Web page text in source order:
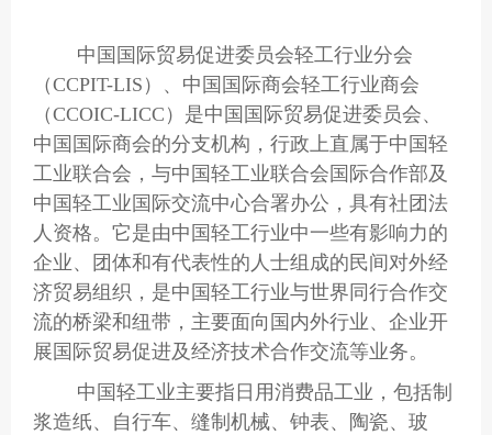
中国国际贸易促进委员会轻工行业分会
（CCPIT-LIS）、中国国际商会轻工行业商会
（CCOIC-LICC）是中国国际贸易促进委员会、
中国国际商会的分支机构，行政上直属于中国轻
工业联合会，与中国轻工业联合会国际合作部及
中国轻工业国际交流中心合署办公，具有社团法
人资格。它是由中国轻工行业中一些有影响力的
企业、团体和有代表性的人士组成的民间对外经
济贸易组织，是中国轻工行业与世界同行合作交
流的桥梁和纽带，主要面向国内外行业、企业开
展国际贸易促进及经济技术合作交流等业务。
中国轻工业主要指日用消费品工业，包括制
浆造纸、自行车、缝制机械、钟表、陶瓷、玻